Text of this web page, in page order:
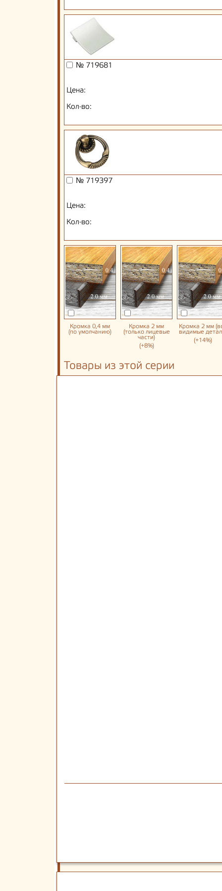
№ 719681
Цена:
Кол-во:
№ 719397
Цена:
Кол-во:
Кромка 0,4 мм
(по умолчанию)
Кромка 2 мм
(только лицевые
части)
(+8%)
Кромка 2 мм
видимые
(+14%)
Товары из этой серии